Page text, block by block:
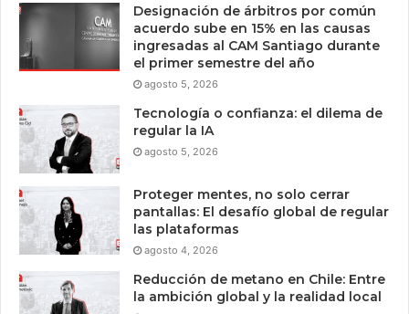
Designación de árbitros por común
acuerdo sube en 15% en las causas
ingresadas al CAM Santiago durante
el primer semestre del año
agosto 5, 2026
Tecnología o confianza: el dilema de
regular la IA
agosto 5, 2026
Proteger mentes, no solo cerrar
pantallas: El desafío global de regular
las plataformas
agosto 4, 2026
Reducción de metano en Chile: Entre
la ambición global y la realidad local